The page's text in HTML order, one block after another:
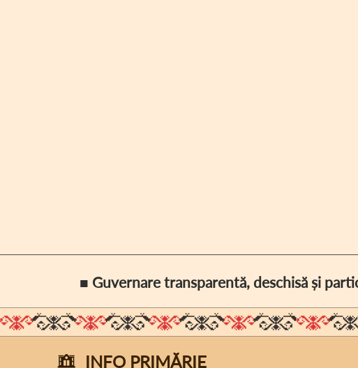
■ Guvernare transparentă, deschisă și
INFO PRIMĂRIE